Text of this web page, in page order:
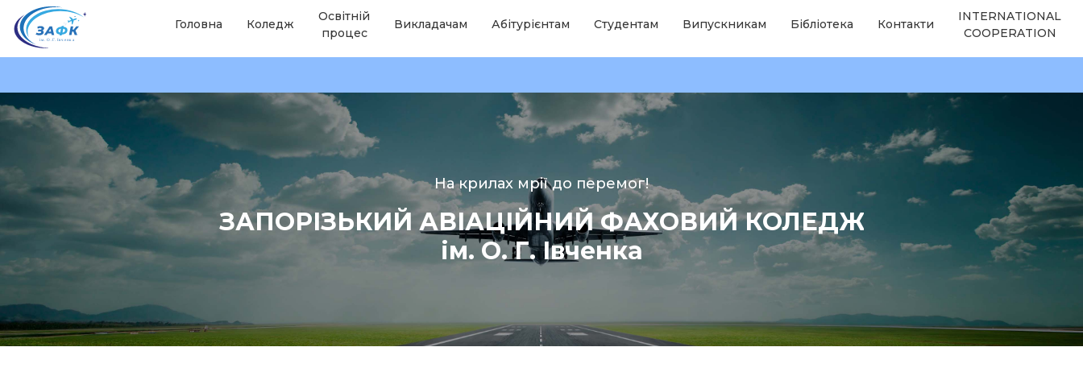
Головна Коледж
Освітній
процес
Викладачам Абітурієнтам Студентам Випускникам Бібліотека Контакти
INTERNATIONAL
COOPERATION
На крилах мрії до перемог!
ЗАПОРІЗЬКИЙ АВІАЦІЙНИЙ ФАХОВИЙ КОЛЕДЖ
ім. О. Г. Івченка